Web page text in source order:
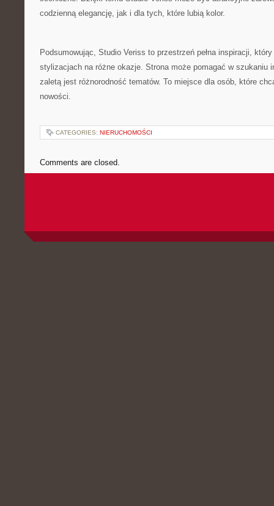
codzienną elegancję, jak i dla tych, które lubią kolor.
Podsumowując, Studio Veriss to przestrzeń pełna inspiracji,
stylizacjach na różne okazje. Strona może pomagać w szukaniu
zaletą jest różnorodność tematów. To miejsce dla osób, które
nowości.
CATEGORIES: NIERUCHOMOŚCI
Comments are closed.